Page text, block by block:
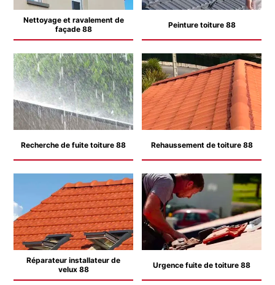
Nettoyage et ravalement de
façade 88
Peinture toiture 88
Recherche de fuite toiture 88 Rehaussement de toiture 88
Réparateur installateur de
velux 88
Urgence fuite de toiture 88